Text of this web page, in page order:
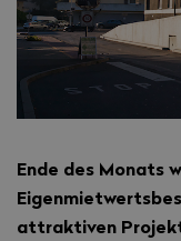
Ende des Monats
attraktiven